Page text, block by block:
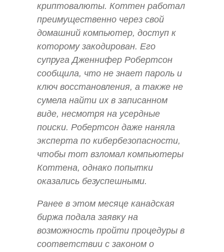
криптовалюты. Коттен работал
преимущественно через свой
домашний компьютер, доступ к
которому закодирован. Его
супруга Дженнифер Робертсон
сообщила, что не знает пароль и
ключ восстановления, а также не
сумела найти их в записанном
виде, несмотря на усердные
поиски. Робертсон даже наняла
эксперта по кибербезопасности,
чтобы тот взломал компьютеры
Коттена, однако попытки
оказались безуспешными.
Ранее в этом месяце канадская
биржа подала заявку на
возможность пройти процедуры в
соответствии с законом о